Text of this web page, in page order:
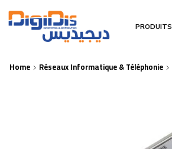
PRODUITS
Home Réseaux Informatique & Téléphonie